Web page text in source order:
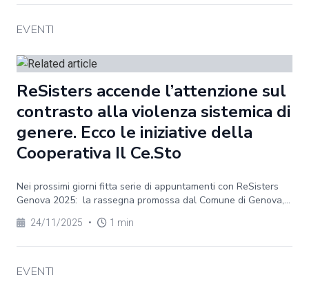
EVENTI
ReSisters accende l’attenzione sul
contrasto alla violenza sistemica di
genere. Ecco le iniziative della
Cooperativa Il Ce.Sto
Nei prossimi giorni fitta serie di appuntamenti con ReSisters
Genova 2025: la rassegna promossa dal Comune di Genova,...
24/11/2025 • 1 min
EVENTI